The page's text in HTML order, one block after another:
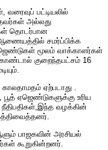
பட்டியலில்
அல்லது
தொடர்பான
சமர்ப்பிக்க
மூலம் வாக்காளர்கள்
குறைந்தபட்சம் 16
ஏற்படாது .
பூத் ஏஜெண்டுகளுக்கு உரிய
வழக்கின்
பாஜகவின் அரசியல்
கூறுகின்றனர்.